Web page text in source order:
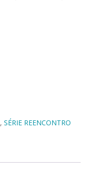
, SÉRIE REENCONTRO